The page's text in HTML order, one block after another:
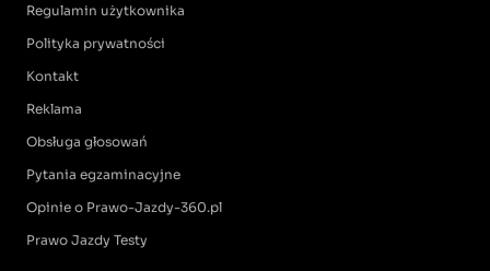
Regulamin użytkownika
Polityka prywatności
Kontakt
Reklama
Obsługa głosowań
Pytania egzaminacyjne
Opinie o Prawo-Jazdy-360.pl
Prawo Jazdy Testy